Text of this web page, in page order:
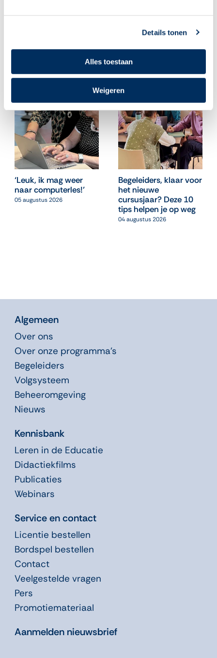
Details tonen
Alles toestaan
Weigeren
Gerelateerde berichten
‘Leuk, ik mag weer
naar computerles!’
05 augustus 2026
Begeleiders, klaar voor
het nieuwe
cursusjaar? Deze 10
tips helpen je op weg
04 augustus 2026
Algemeen
Over ons
Over onze programma’s
Begeleiders
Volgsysteem
Beheeromgeving
Nieuws
Kennisbank
Leren in de Educatie
Didactiekfilms
Publicaties
Webinars
Service en contact
Licentie bestellen
Bordspel bestellen
Contact
Veelgestelde vragen
Pers
Promotiemateriaal
Aanmelden nieuwsbrief